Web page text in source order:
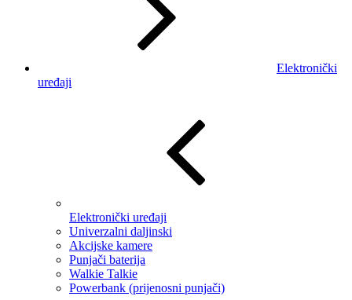
Elektronički
uređaji
Elektronički uređaji
Univerzalni daljinski
Akcijske kamere
Punjači baterija
Walkie Talkie
Powerbank (prijenosni punjači)